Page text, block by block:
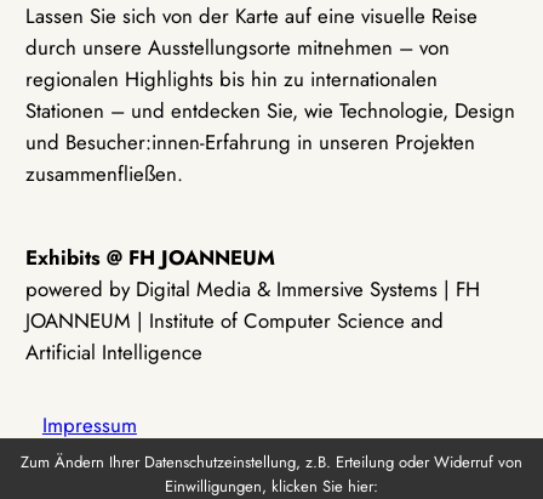
Lassen Sie sich von der Karte auf eine visuelle Reise
durch unsere Ausstellungsorte mitnehmen – von
regionalen Highlights bis hin zu internationalen
Stationen – und entdecken Sie, wie Technologie, Design
und Besucher:innen-Erfahrung in unseren Projekten
zusammenfließen.
Exhibits @ FH JOANNEUM
powered by Digital Media & Immersive Systems | FH
JOANNEUM | Institute of Computer Science and
Artificial Intelligence
Impressum
Zum Ändern Ihrer Datenschutzeinstellung, z.B. Erteilung oder Widerruf von
Einwilligungen, klicken Sie hier: